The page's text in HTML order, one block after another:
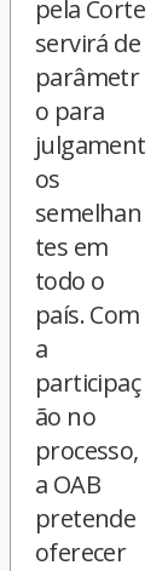
pela Corte
servirá de
parâmetr
o para
julgament
os
semelhan
tes em
todo o
país. Com
a
participaç
ão no
processo,
a OAB
pretende
oferecer